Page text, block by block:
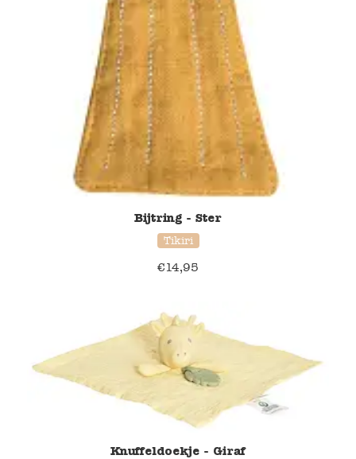
Bijtring - Ster
Tikiri
€14,95
Knuffeldoekje - Giraf